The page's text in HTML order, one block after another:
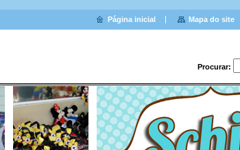
Procurar:
Página inicial Mapa do site